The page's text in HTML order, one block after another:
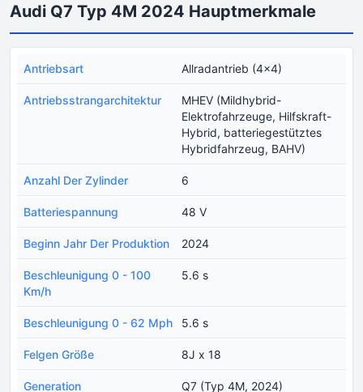
Audi Q7 Typ 4M 2024 Hauptmerkmale
Antriebsart Allradantrieb (4x4)
Antriebsstrangarchitektur
MHEV (Mildhybrid-
Elektrofahrzeuge, Hilfskraft-
Hybrid, batteriegestütztes
Hybridfahrzeug, BAHV)
Anzahl Der Zylinder 6
Batteriespannung 48 V
Beginn Jahr Der Produktion 2024
Beschleunigung 0 - 100
Km/h
5.6 s
Beschleunigung 0 - 62 Mph 5.6 s
Felgen Größe 8J x 18
Generation Q7 (Typ 4M, 2024)